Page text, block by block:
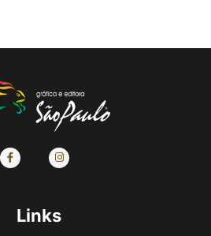
Links